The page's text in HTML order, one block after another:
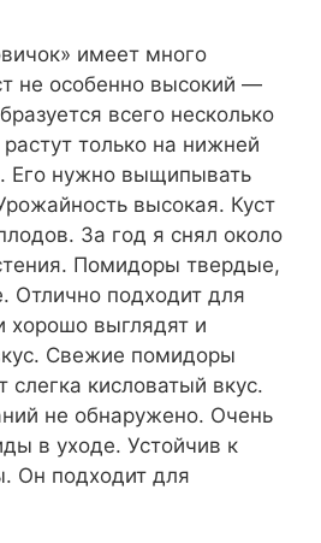
имеет много
не особенно высокий —
всего несколько
только на нижней
Его нужно выщипывать
высокая. Куст
За год я снял около
Помидоры твердые,
Отлично подходит для
хорошо выглядят и
Свежие помидоры
кисловатый вкус.
не обнаружено. Очень
в уходе. Устойчив к
Он подходит для